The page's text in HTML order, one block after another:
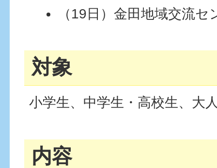
（19日）金田地域交流セ
対象
小学生、中学生・高校生、大
内容